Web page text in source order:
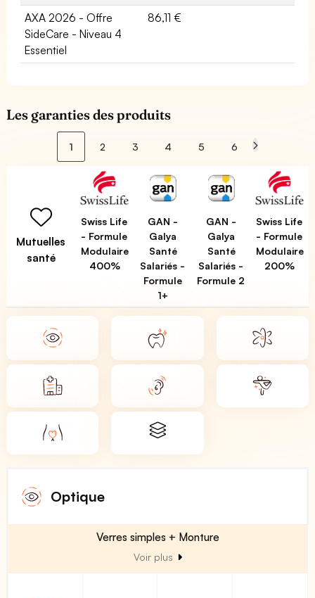
AXA 2026 - Offre
SideCare - Niveau 4
Essentiel
86,11 €
Les garanties des produits
1 2 3 4 5 6
Mutuelles
santé
Swiss Life
- Formule
Modulaire
400%
GAN -
Galya
Santé
Salariés -
Formule
1+
GAN -
Galya
Santé
Salariés -
Formule 2
Swiss Life
- Formule
Modulaire
200%
Optique
Verres simples + Monture
Voir plus